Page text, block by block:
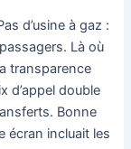
d’usine à gaz :
Là où
transparence
d’appel double
Bonne
écran incluait les